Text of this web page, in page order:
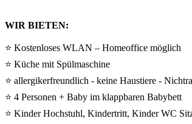
WIR BIETEN:
⭐ Kostenloses WLAN – Homeoffice möglich
⭐ Küche mit Spülmaschine
⭐ allergikerfreundlich - keine Haustiere -
⭐ 4 Personen + Baby im klappbaren Babybett
⭐ Kinder Hochstuhl, Kindertritt, Kinder WC